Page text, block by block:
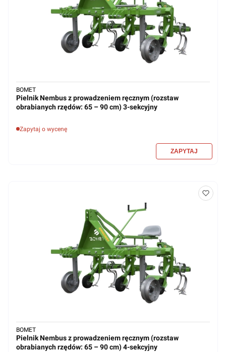
Pielnik Nembus z prowadzeniem ręcznym (rozstaw
obrabianych rzędów: 65 – 90 cm) 3-sekcyjny
Zapytaj o wycenę
BOMET
Pielnik Nembus z prowadzeniem ręcznym (rozstaw
obrabianych rzędów: 65 – 90 cm) 4-sekcyjny
BOMET